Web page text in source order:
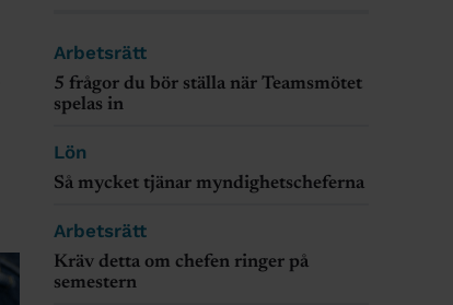
Arbetsrätt
5 frågor du bör ställa när Teamsmötet
spelas in
Lön
Så mycket tjänar myndighetscheferna
Arbetsrätt
Kräv detta om chefen ringer på
semestern